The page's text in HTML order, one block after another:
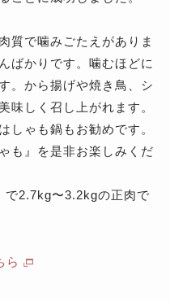
質で噛みごたえがありま
ばかりです。噛むほどに
。から揚げや焼き鳥、シ
味しく召し上がれます。
しゃも鍋もお勧めです。
も』を是非お楽しみくだ
2.7kg〜3.2kgの正肉で
ら